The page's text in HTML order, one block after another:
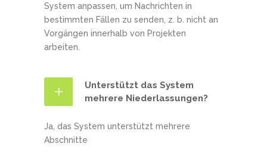
System anpassen, um Nachrichten in
bestimmten Fällen zu senden, z. b. nicht an
Vorgängen innerhalb von Projekten
arbeiten.
Unterstützt das System
mehrere Niederlassungen?
Ja, das System unterstützt mehrere
Abschnitte